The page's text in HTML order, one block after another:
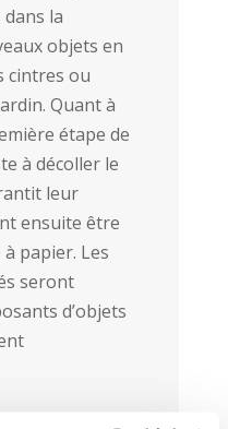
la
objets en
cintres ou
Quant à
étape de
à décoller le
leur
ensuite être
papier. Les
seront
d’objets